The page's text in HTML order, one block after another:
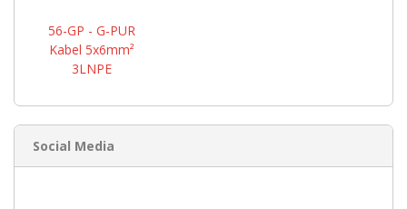
56-GP - G-PUR
Kabel 5x6mm²
3LNPE
Social Media